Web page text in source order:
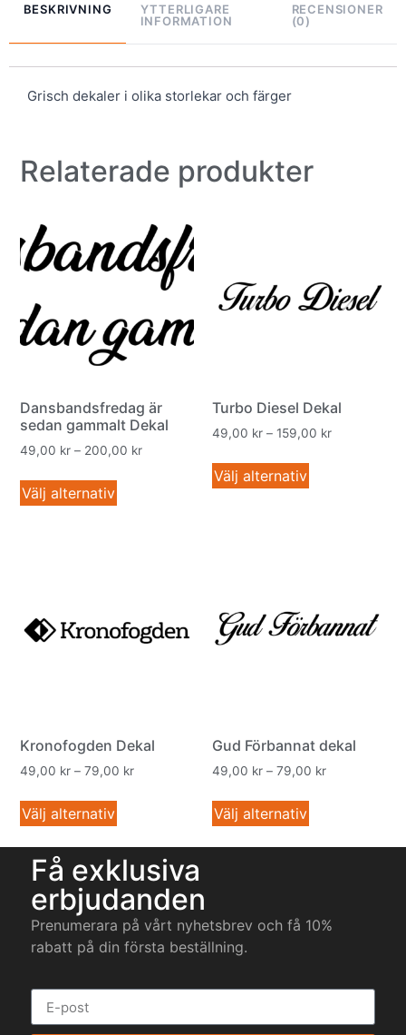
BESKRIVNING
YTTERLIGARE
INFORMATION
RECENSIONER
(0)
Grisch dekaler i olika storlekar och färger
Relaterade produkter
Dansbandsfredag är
sedan gammalt Dekal
49,00 kr – 200,00 kr
Välj alternativ
Turbo Diesel Dekal
49,00 kr – 159,00 kr
Välj alternativ
Kronofogden Dekal
49,00 kr – 79,00 kr
Välj alternativ
Gud Förbannat dekal
49,00 kr – 79,00 kr
Välj alternativ
Få exklusiva
erbjudanden
Prenumerara på vårt nyhetsbrev och få 10%
rabatt på din första beställning.